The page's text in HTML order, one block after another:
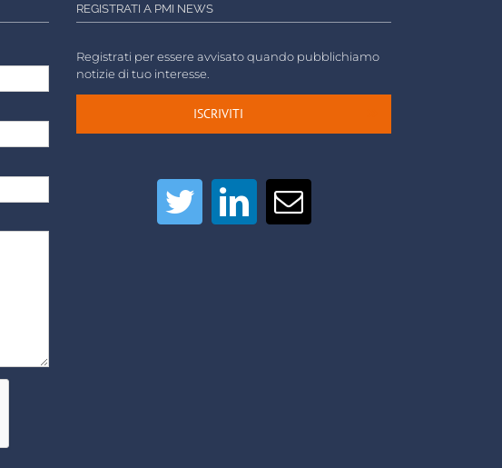
REGISTRATI A PMI NEWS
Registrati per essere avvisato quando pubblichiamo
notizie di tuo interesse.
ISCRIVITI